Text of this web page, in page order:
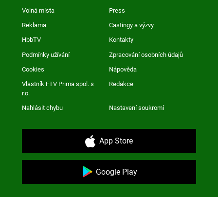
Volná místa Press
Reklama Castingy a výzvy
HbbTV Kontakty
Podmínky užívání Zpracování osobních údajů
Cookies Nápověda
Vlastník FTV Prima spol. s
r.o.
Redakce
Nahlásit chybu Nastavení soukromí
App Store
Google Play